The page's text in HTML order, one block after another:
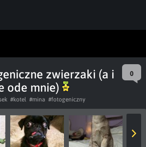
zwierzaki (a i
ode mnie)
0
#kotel #mina #fotogeniczny